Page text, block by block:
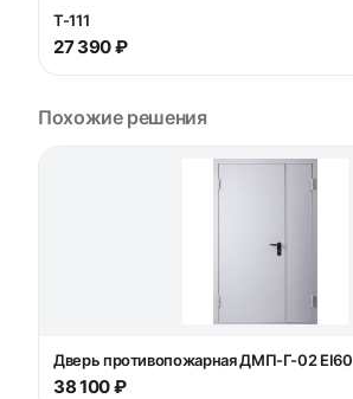
T-111
27 390 ₽
Похожие решения
Дверь противопожарная ДМП-Г-02 EI60
38 100 ₽